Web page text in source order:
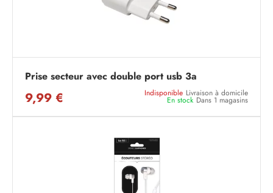
Prise secteur avec double port usb 3a
9,99 € Indisponible Livraison à domicile
En stock Dans 1 magasins